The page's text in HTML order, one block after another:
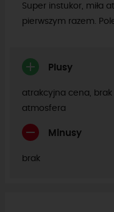
Super instukor, miła
pierwszym razem.
Plusy
atrakcyjna cena,
atmosfera
Minusy
brak